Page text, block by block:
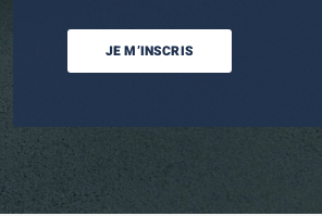
JE M’INSCRIS